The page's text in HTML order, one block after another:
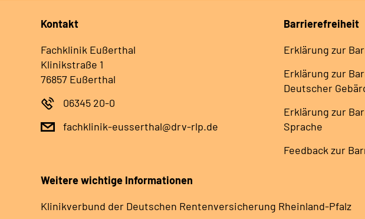
Kontakt
Fachklinik Eußerthal
Klinikstraße 1
76857 Eußerthal
06345 20-0
fachklinik-eusserthal@drv-rlp.de
Barrierefreiheit
Erklärung zur
Erklärung zur
Deutscher
Erklärung zur
Sprache
Feedback zur
Weitere wichtige Informationen
Klinikverbund der Deutschen Rentenversicherung Rheinland-Pfalz